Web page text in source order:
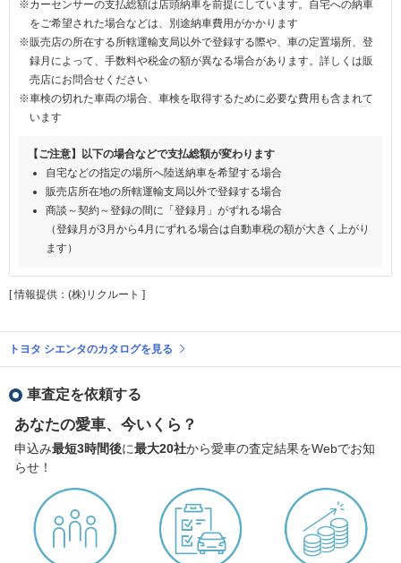
※カーセンサーの支払総額は店頭納車を前提にしています。自宅への納車
をご希望された場合などは、別途納車費用がかかります
※販売店の所在する所轄運輸支局以外で登録する際や、車の定置場所、登
録月によって、手数料や税金の額が異なる場合があります。詳しくは販
売店にお問合せください
※車検の切れた車両の場合、車検を取得するために必要な費用も含まれて
います
【ご注意】以下の場合などで支払総額が変わります
自宅などの指定の場所へ陸送納車を希望する場合
販売店所在地の所轄運輸支局以外で登録する場合
商談～契約～登録の間に「登録月」がずれる場合
（登録月が3月から4月にずれる場合は自動車税の額が大きく上がり
ます）
[ 情報提供：(株)リクルート ]
トヨタ シエンタのカタログを見る
車査定を依頼する
あなたの愛車、今いくら？
申込み最短3時間後に最大20社から愛車の査定結果をWebでお知
らせ！